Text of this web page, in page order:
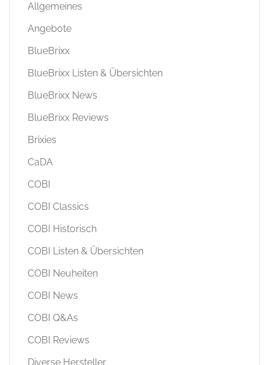
Allgemeines
Angebote
BlueBrixx
BlueBrixx Listen & Übersichten
BlueBrixx News
BlueBrixx Reviews
Brixies
CaDA
COBI
COBI Classics
COBI Historisch
COBI Listen & Übersichten
COBI Neuheiten
COBI News
COBI Q&As
COBI Reviews
Diverse Hersteller